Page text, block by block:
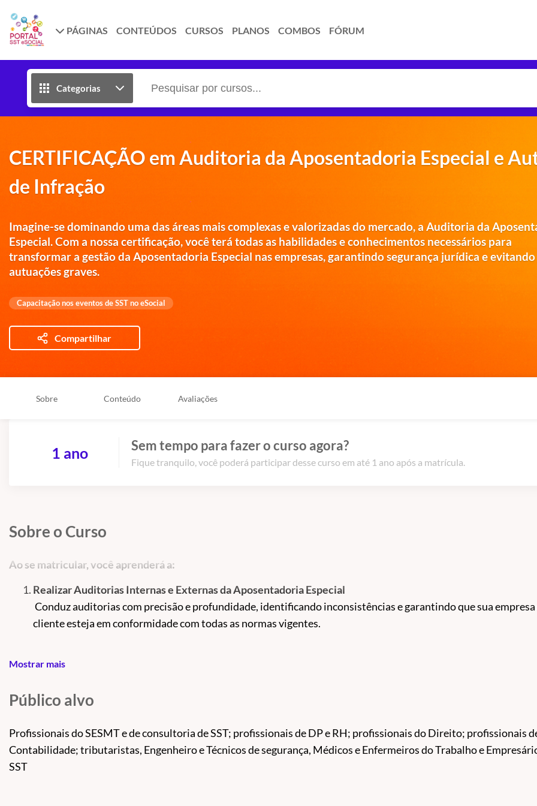
PÁGINAS CONTEÚDOS CURSOS PLANOS COMBOS FÓRUM
Categorias
CERTIFICAÇÃO em Auditoria da Aposentadoria Especial e
de Infração
Imagine-se dominando uma das áreas mais complexas e valorizadas do mercado, a Auditoria da
Especial. Com a nossa certificação, você terá todas as habilidades e conhecimentos necessários para
transformar a gestão da Aposentadoria Especial nas empresas, garantindo segurança jurídica e evitando
autuações graves.
Capacitação nos eventos de SST no eSocial
Compartilhar
Sobre Conteúdo Avaliações
1 ano Sem tempo para fazer o curso agora?
Fique tranquilo, você poderá participar desse curso em até 1 ano após a matrícula.
Sobre o Curso
Ao se matricular, você aprenderá a:
Realizar Auditorias Internas e Externas da Aposentadoria Especial
Conduz auditorias com precisão e profundidade, identificando inconsistências e garantindo que sua empresa
cliente esteja em conformidade com todas as normas vigentes.
Avaliar corretamente o impacto financeiro e dimensionar o passivo da Aposentadoria Especial, assegurando
Aproveite as oportunidades de recuperação de tributos pagos a mais, aumentando a eficiência financeira e
economia real para a empresa.
Mostrar mais
Público alvo
Profissionais do SESMT e de consultoria de SST; profissionais de DP e RH; profissionais do Direito; profissionais
Contabilidade; tributaristas, Engenheiro e Técnicos de segurança, Médicos e Enfermeiros do Trabalho e
SST